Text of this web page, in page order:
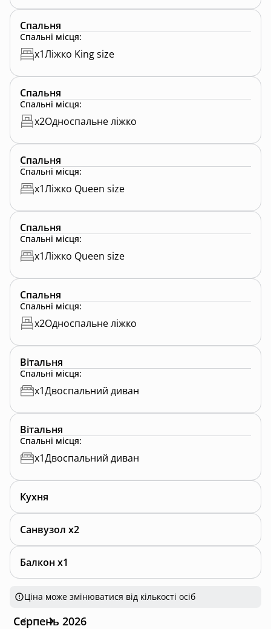
Спальня
Спальні місця:
x1Ліжко King size
Спальня
Спальні місця:
x2Односпальне ліжко
Спальня
Спальні місця:
x1Ліжко Queen size
Спальня
Спальні місця:
x1Ліжко Queen size
Спальня
Спальні місця:
x2Односпальне ліжко
Вітальня
Спальні місця:
x1Двоспальний диван
Вітальня
Спальні місця:
x1Двоспальний диван
Кухня
Санвузол x2
Балкон x1
Ціна може змінюватися від кількості осіб
Серпень 2026